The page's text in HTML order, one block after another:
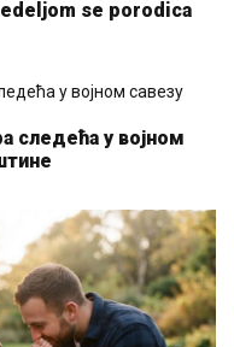
se porodica
следећа у војном